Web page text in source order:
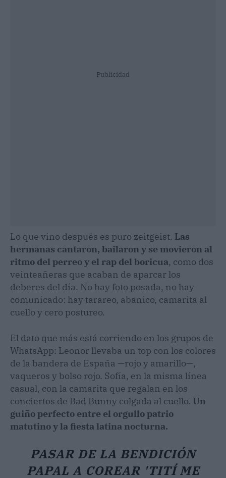
Publicidad
Lo que vino después es puro zeitgeist. Las
hermanas cantaron, bailaron y se movieron al
ritmo del perreo y el rap del boricua, como dos
veinteañeras que acaban de aparcar los
deberes del día. No hay foto posada, no hay
comunicado: hay tarareo, abanico, camarita al
cuello y cero postureo.
El dato que más está corriendo en los grupos de
WhatsApp: Leonor llevaba un top con los colores
de la bandera de España —rojo y amarillo—,
vaqueros y bolso rojo. Sofía, en la misma línea
casual, con la camarita que regalan en los
conciertos de Bad Bunny colgada al cuello. Un
guiño perfecto entre el orgullo patrio
matutino y la fiesta latina nocturna.
PASAR DE LA BENDICIÓN
PAPAL A COREAR 'TITÍ ME